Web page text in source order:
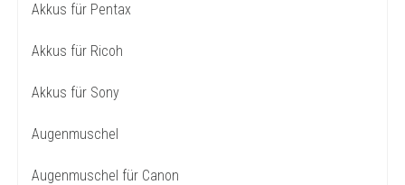
Akkus für Pentax
Akkus für Ricoh
Akkus für Sony
Augenmuschel
Augenmuschel für Canon